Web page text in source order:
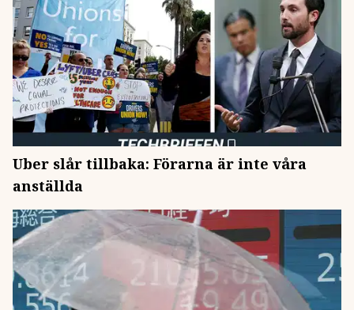
Uber slår tillbaka: Förarna är inte våra
anställda